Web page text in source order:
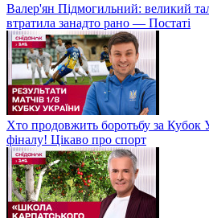
Валер'ян Підмогильний: великий
втратила занадто рано — Постаті
Хто продовжить боротьбу за Кубок
фіналу! Цікаво про спорт